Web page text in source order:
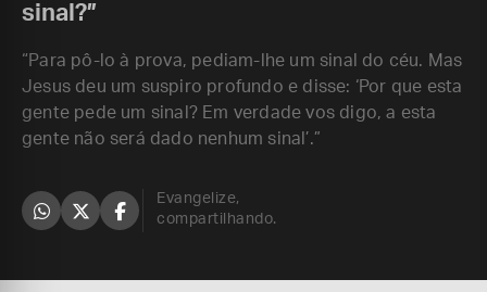
sinal?”
“Para pô-lo à prova, pediam-lhe um sinal do céu. Mas
Jesus deu um suspiro profundo e disse: ‘Por que esta
gente pede um sinal? Em verdade vos digo, a esta
gente não será dado nenhum sinal’.”
Evangelize,
compartilhando.